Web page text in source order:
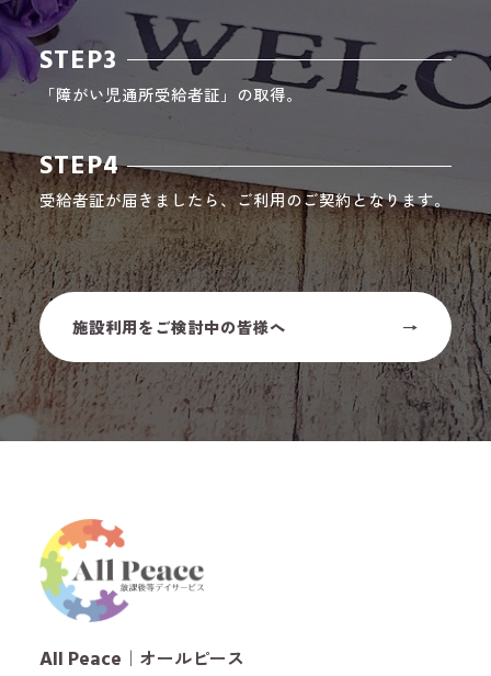
STEP3
「障がい児通所受給者証」の取得。
STEP4
受給者証が届きましたら、ご利用のご契約となります。
施設利用をご検討中の皆様へ
All Peace ｜オールピース